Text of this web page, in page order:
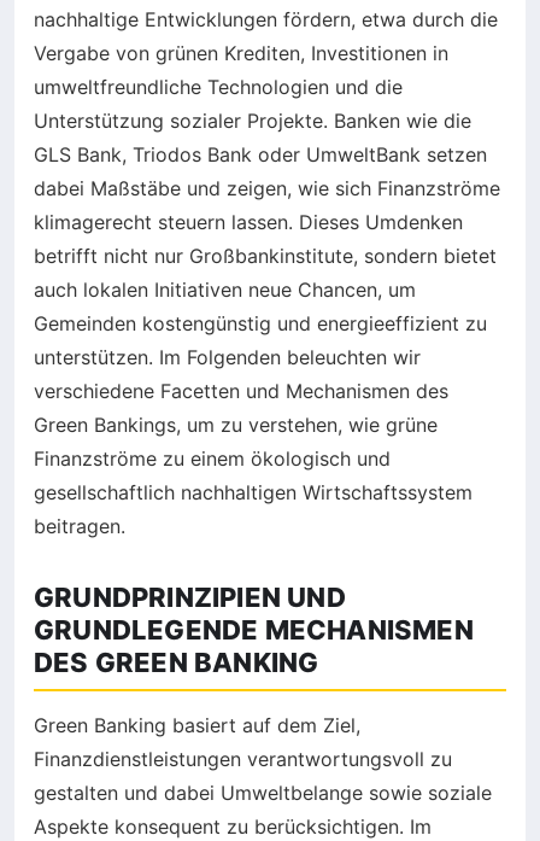
nachhaltige Entwicklungen fördern, etwa durch die
Vergabe von grünen Krediten, Investitionen in
umweltfreundliche Technologien und die
Unterstützung sozialer Projekte. Banken wie die
GLS Bank, Triodos Bank oder UmweltBank setzen
dabei Maßstäbe und zeigen, wie sich Finanzströme
klimagerecht steuern lassen. Dieses Umdenken
betrifft nicht nur Großbankinstitute, sondern bietet
auch lokalen Initiativen neue Chancen, um
Gemeinden kostengünstig und energieeffizient zu
unterstützen. Im Folgenden beleuchten wir
verschiedene Facetten und Mechanismen des
Green Bankings, um zu verstehen, wie grüne
Finanzströme zu einem ökologisch und
gesellschaftlich nachhaltigen Wirtschaftssystem
beitragen.
GRUNDPRINZIPIEN UND
GRUNDLEGENDE MECHANISMEN
DES GREEN BANKING
Green Banking basiert auf dem Ziel,
Finanzdienstleistungen verantwortungsvoll zu
gestalten und dabei Umweltbelange sowie soziale
Aspekte konsequent zu berücksichtigen. Im